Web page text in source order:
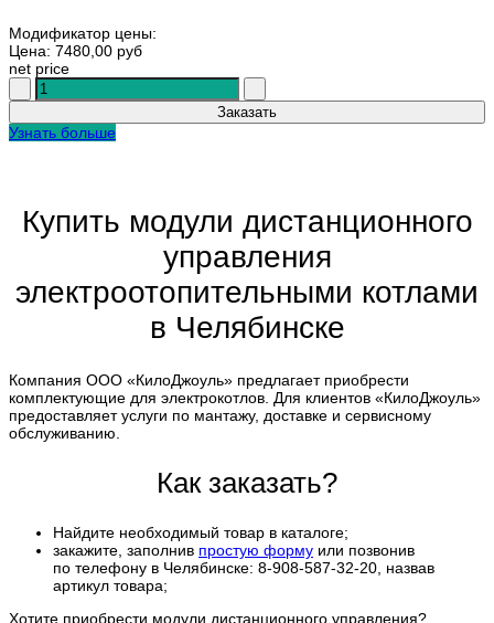
Модификатор цены:
Цена: 7480,00 руб
net price
Узнать больше
Купить модули дистанционного
управления
электроотопительными котлами
в Челябинске
Компания ООО «КилоДжоуль» предлагает приобрести
комплектующие для электрокотлов. Для клиентов «КилоДжоуль»
предоставляет услуги по мантажу, доставке и сервисному
обслуживанию.
Как заказать?
Найдите необходимый товар в каталоге;
закажите, заполнив простую форму или позвонив
по телефону в Челябинске: 8-908-587-32-20, назвав
артикул товара;
Хотите приобрести модули дистанционного управления?